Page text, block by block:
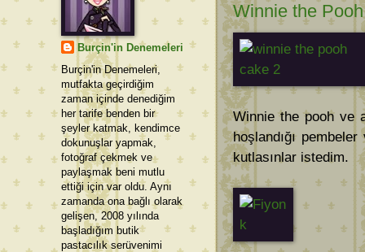
Winnie the
Winnie the pooh ve
hoşlandığı
kutlasınlar istedim.
Burçin'in Denemeleri
Burçin'in Denemeleri,
mutfakta geçirdiğim
zaman içinde denediğim
her tarife benden bir
şeyler katmak, kendimce
dokunuşlar yapmak,
fotoğraf çekmek ve
paylaşmak beni mutlu
ettiği için var oldu. Aynı
zamanda ona bağlı olarak
gelişen, 2008 yılında
başladığım butik
pastacılık serüvenimi